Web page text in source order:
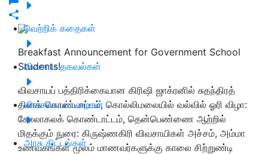
வெற்றிக் கதைகள்
விவசாய தகவல்கள்
விவசாய பட்டறைகள்
அரசு திட்டங்கள்
Breakfast Announcement for Government School
Students!
விவசாயப் பத்திரிக்கையான கிரிஷி ஜாக்ரனில் சுதந்திரத்
தினக் கொண்டாட்டம், கொல்லிமலையில் வல்வில் ஓரி விழா:
கோலாகலக் கொண்டாட்டம், தென்பெண்ணை ஆற்றில்
மிதக்கும் நுரை: கிருஷ்ணகிரி விவசாயிகள் அச்சம், அம்மா
உணவகங்கள் மூலம் மாணவர்களுக்கு காலை சிற்றுண்டி